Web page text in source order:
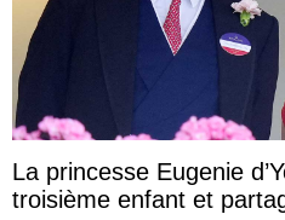
La princesse Eugenie
troisième enfant et